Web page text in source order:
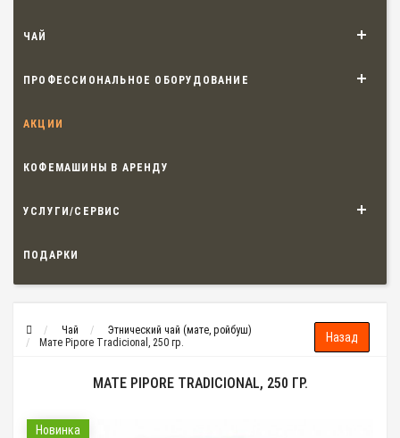
ЧАЙ
ПРОФЕССИОНАЛЬНОЕ ОБОРУДОВАНИЕ
АКЦИИ
КОФЕМАШИНЫ В АРЕНДУ
УСЛУГИ/СЕРВИС
ПОДАРКИ
Чай
Этнический чай (мате, ройбуш)
Мате Pipore Tradicional, 250 гр.
МАТЕ PIPORE TRADICIONAL, 250 ГР.
Новинка